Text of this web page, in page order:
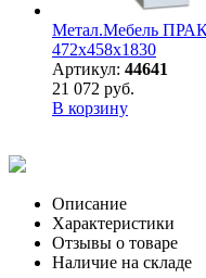
Метал.Мебель
472х458х1830
Артикул: 44641
21 072 руб.
В корзину
Описание
Характеристики
Отзывы о товаре
Наличие на складе